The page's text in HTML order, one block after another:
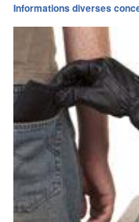
Informations diverses